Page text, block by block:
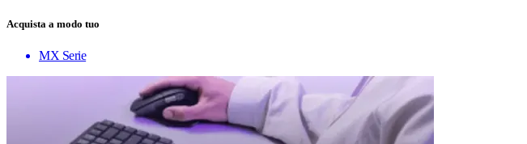
Acquista a modo tuo
MX Serie